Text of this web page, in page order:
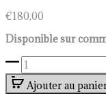
€180,00
Disponible sur
quantité
de
Peinture
Ajouter au